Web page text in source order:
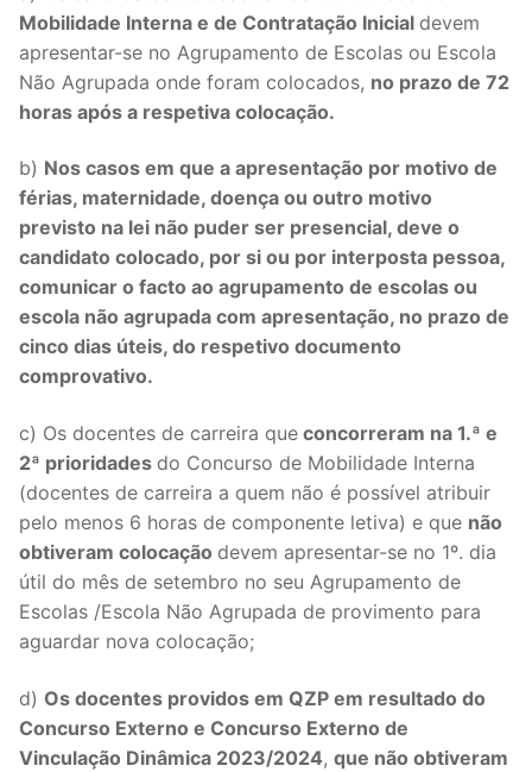
Mobilidade Interna e de Contratação Inicial devem
apresentar-se no Agrupamento de Escolas ou Escola
Não Agrupada onde foram colocados, no prazo de 72
horas após a respetiva colocação.
b) Nos casos em que a apresentação por motivo de
férias, maternidade, doença ou outro motivo
previsto na lei não puder ser presencial, deve o
candidato colocado, por si ou por interposta pessoa,
comunicar o facto ao agrupamento de escolas ou
escola não agrupada com apresentação, no prazo de
cinco dias úteis, do respetivo documento
comprovativo.
c) Os docentes de carreira que concorreram na 1.ª e
2ª prioridades do Concurso de Mobilidade Interna
(docentes de carreira a quem não é possível atribuir
pelo menos 6 horas de componente letiva) e que não
obtiveram colocação devem apresentar-se no 1º. dia
útil do mês de setembro no seu Agrupamento de
Escolas /Escola Não Agrupada de provimento para
aguardar nova colocação;
d) Os docentes providos em QZP em resultado do
Concurso Externo e Concurso Externo de
Vinculação Dinâmica 2023/2024, que não obtiveram